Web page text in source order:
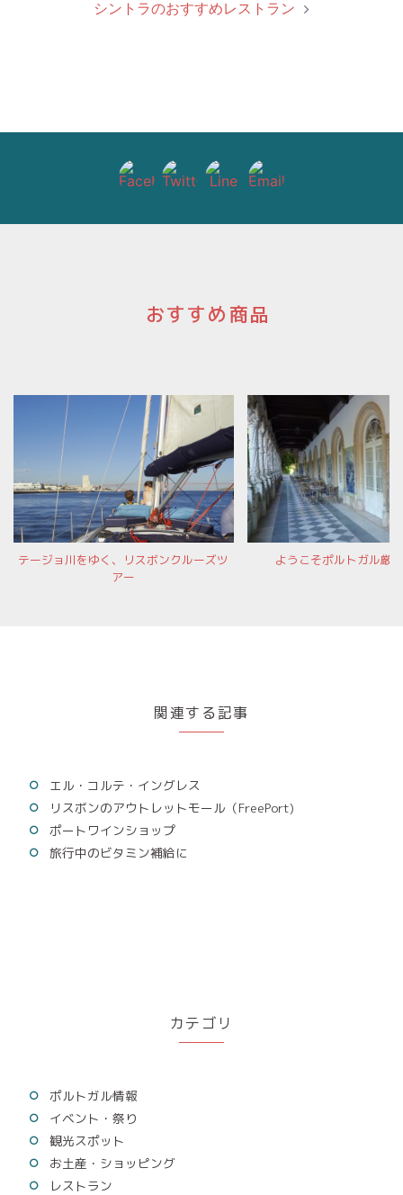
シントラのおすすめレストラン
おすすめ商品
テージョ川をゆく、リスボンクルーズツ
アー
ようこそポルトガル厳
関連する記事
エル・コルテ・イングレス
リスボンのアウトレットモール（FreePort)
ポートワインショップ
旅行中のビタミン補給に
カテゴリ
ポルトガル情報
イベント・祭り
観光スポット
お土産・ショッピング
レストラン